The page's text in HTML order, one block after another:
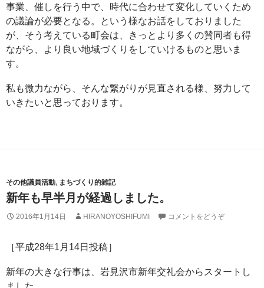
事業、催しを行う中で、時代に合わせて変化していくため
の議論が必要となる。という様なお話をしておりました
が、そう考えている町会は、きっとより多くの賛同者も得
ながら、より良い地域づくりをしていけるものと思いま
す。
私も微力ながら、そんな繋がりが見直される様、努力して
いきたいと思っております。
その他議員活動, まちづくり的雑記
新年も早半月が経過しました。
2016年1月14日 HIRANOYOSHIFUMI コメントをどうぞ
［平成28年1月14日投稿］
新年の大きな行事は、岩見沢市新年交礼会からスタートし
ました。